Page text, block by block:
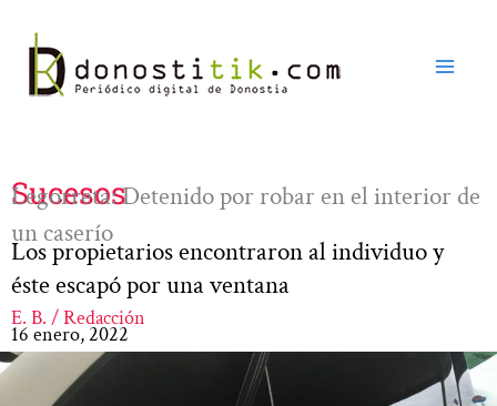
contenido
Sucesos
Legorreta: Detenido por robar en el interior de
un caserío
Los propietarios encontraron al individuo y
éste escapó por una ventana
E. B. / Redacción
16 enero, 2022